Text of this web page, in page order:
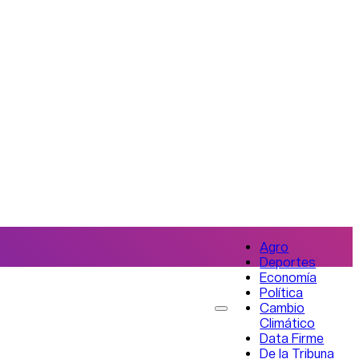
Agro
Deportes
Economía
Política
Cambio
Climático
Data Firme
De la Tribuna